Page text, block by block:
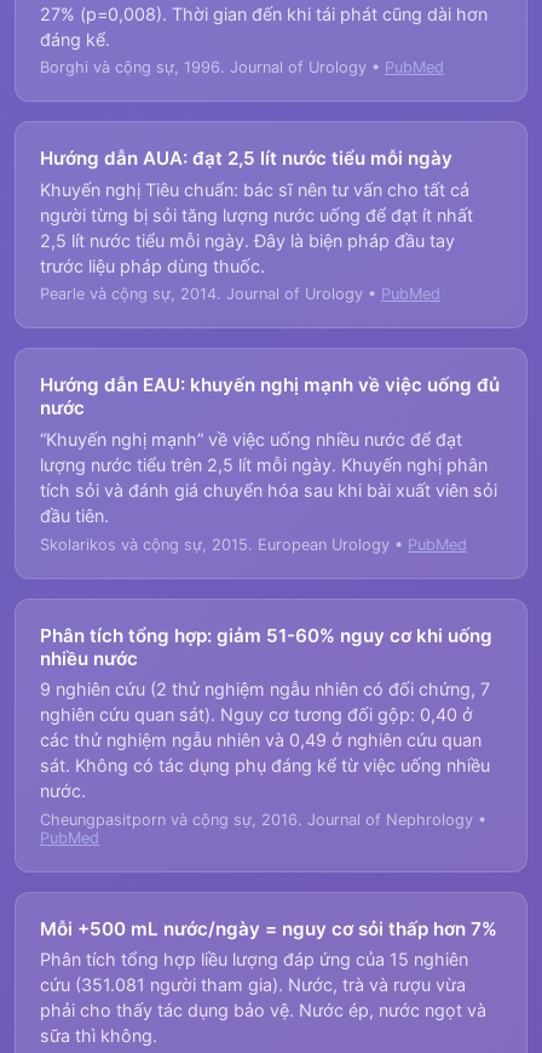
27% (p=0,008). Thời gian đến khi tái phát cũng dài hơn
đáng kể.
Borghi và cộng sự, 1996. Journal of Urology • PubMed
Hướng dẫn AUA: đạt 2,5 lít nước tiểu mỗi ngày
Khuyến nghị Tiêu chuẩn: bác sĩ nên tư vấn cho tất cả
người từng bị sỏi tăng lượng nước uống để đạt ít nhất
2,5 lít nước tiểu mỗi ngày. Đây là biện pháp đầu tay
trước liệu pháp dùng thuốc.
Pearle và cộng sự, 2014. Journal of Urology • PubMed
Hướng dẫn EAU: khuyến nghị mạnh về việc uống đủ
nước
“Khuyến nghị mạnh” về việc uống nhiều nước để đạt
lượng nước tiểu trên 2,5 lít mỗi ngày. Khuyến nghị phân
tích sỏi và đánh giá chuyển hóa sau khi bài xuất viên sỏi
đầu tiên.
Skolarikos và cộng sự, 2015. European Urology • PubMed
Phân tích tổng hợp: giảm 51-60% nguy cơ khi uống
nhiều nước
9 nghiên cứu (2 thử nghiệm ngẫu nhiên có đối chứng, 7
nghiên cứu quan sát). Nguy cơ tương đối gộp: 0,40 ở
các thử nghiệm ngẫu nhiên và 0,49 ở nghiên cứu quan
sát. Không có tác dụng phụ đáng kể từ việc uống nhiều
nước.
Cheungpasitporn và cộng sự, 2016. Journal of Nephrology •
PubMed
Mỗi +500 mL nước/ngày = nguy cơ sỏi thấp hơn 7%
Phân tích tổng hợp liều lượng đáp ứng của 15 nghiên
cứu (351.081 người tham gia). Nước, trà và rượu vừa
phải cho thấy tác dụng bảo vệ. Nước ép, nước ngọt và
sữa thì không.